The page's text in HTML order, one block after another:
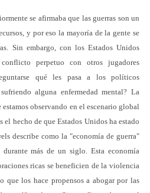
se afirmaba que las guerras son un
y por eso la mayoría de la gente se
Sin embargo, con los Estados Unidos
perpetuo con otros jugadores
qué les pasa a los políticos
alguna enfermedad mental? La
observando en el escenario global
el hecho de que Estados Unidos ha estado
describe como la "economía de guerra"
más de un siglo. Esta economía
ricas se beneficien de la violencia
que los hace propensos a abogar por las